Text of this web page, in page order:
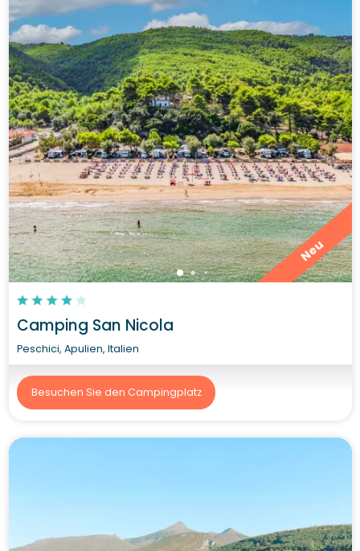
Neu
Camping San Nicola
Peschici, Apulien, Italien
Besuchen Sie den Campingplatz